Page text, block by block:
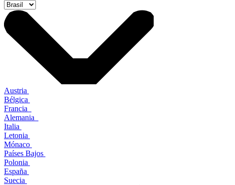
Austria
Bélgica
Francia
Alemania
Italia
Letonia
Mónaco
Países Bajos
Polonia
España
Suecia